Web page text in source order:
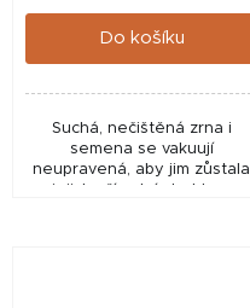
cena:
Do košíku
Suchá, nečištěná zrna i
semena se vakuují
neupravená, aby jim zůstala
jejich přírodní struktura